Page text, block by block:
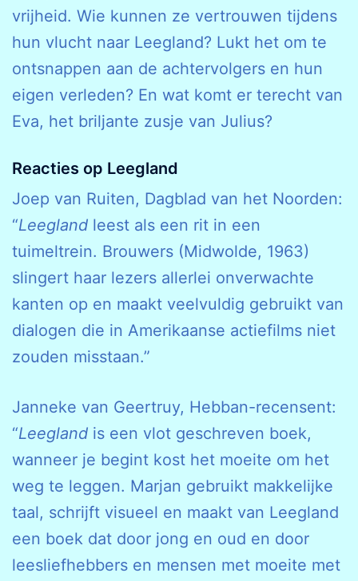
vrijheid. Wie kunnen ze vertrouwen tijdens
hun vlucht naar Leegland? Lukt het om te
ontsnappen aan de achtervolgers en hun
eigen verleden? En wat komt er terecht van
Eva, het briljante zusje van Julius?
Reacties op Leegland
Joep van Ruiten, Dagblad van het Noorden:
“Leegland leest als een rit in een
tuimeltrein. Brouwers (Midwolde, 1963)
slingert haar lezers allerlei onverwachte
kanten op en maakt veelvuldig gebruikt van
dialogen die in Amerikaanse actiefilms niet
zouden misstaan.”
Janneke van Geertruy, Hebban-recensent:
“Leegland is een vlot geschreven boek,
wanneer je begint kost het moeite om het
weg te leggen. Marjan gebruikt makkelijke
taal, schrijft visueel en maakt van Leegland
een boek dat door jong en oud en door
leesliefhebbers en mensen met moeite met